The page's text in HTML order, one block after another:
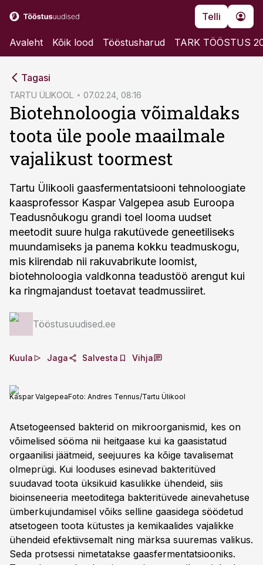
Telli
Avaleht Kõik lood Tööstusharud TARK TÖÖSTUS
Tagasi
TARTU ÜLIKOOL 07.02.24, 08:16
Biotehnoloogia võimaldaks
toota üle poole maailmale
vajalikust toormest
Tartu Ülikooli gaasfermentatsiooni tehnoloogiate
kaasprofessor Kaspar Valgepea asub Euroopa
Teadusnõukogu grandi toel looma uudset
meetodit suure hulga rakutüvede geneetiliseks
muundamiseks ja panema kokku teadmuskogu,
mis kiirendab nii rakuvabrikute loomist,
biotehnoloogia valdkonna teadustöö arengut kui
ka ringmajandust toetavat teadmussiiret.
Tööstusuudised.ee
Kuula Jaga Salvesta Vihja
Kaspar ValgepeaFoto: Andres Tennus/Tartu Ülikool
Atsetogeensed bakterid on mikroorganismid, kes on
võimelised sööma nii heitgaase kui ka gaasistatud
orgaanilisi jäätmeid, seejuures ka kõige tavalisemat
olmeprügi. Kui looduses esinevad bakteritüved
suudavad toota üksikuid kasulikke ühendeid, siis
bioinseneeria meetoditega bakteritüvede ainevahetuse
ümberkujundamisel võiks selline gaasidega söödetud
atsetogeen toota kütustes ja kemikaalides vajalikke
ühendeid efektiivsemalt ning märksa suuremas valikus.
Seda protsessi nimetatakse gaasfermentatsiooniks.